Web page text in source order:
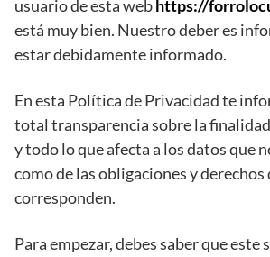
usuario de esta webhttps://
está muy bien. Nuestro deber es
estar debidamente informado.
En esta Política de Privacidad te
total transparencia sobre la
y todo lo que afecta a los datos que
como de las obligaciones y derechos
corresponden.
Para empezar, debes saber que este